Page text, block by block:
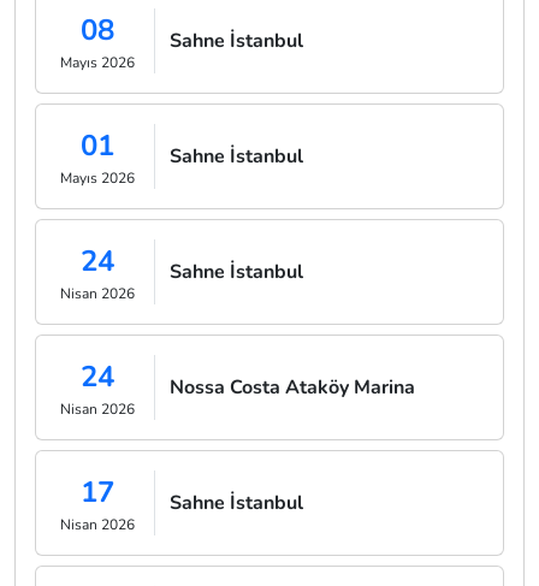
08
Mayıs 2026
Sahne İstanbul
01
Mayıs 2026
Sahne İstanbul
24
Nisan 2026
Sahne İstanbul
24
Nisan 2026
Nossa Costa Ataköy Marina
17
Nisan 2026
Sahne İstanbul